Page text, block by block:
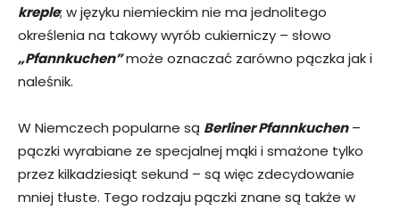
kreple; w języku niemieckim nie ma jednolitego
określenia na takowy wyrób cukierniczy – słowo
„Pfannkuchen”może oznaczać zarówno pączka jak i
naleśnik.
W Niemczech popularne są Berliner Pfannkuchen–
pączki wyrabiane ze specjalnej mąki i smażone tylko
przez kilkadziesiąt sekund – są więc zdecydowanie
mniej tłuste. Tego rodzaju pączki znane są także w